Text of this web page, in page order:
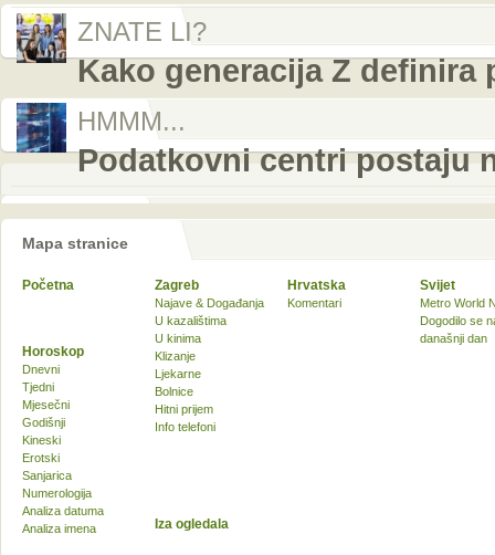
ZNATE LI?
Kako generacija Z definira
HMMM...
Podatkovni centri postaju
Mapa stranice
Početna Zagreb
Najave & Događanja
U kazalištima
U kinima
Klizanje
Ljekarne
Bolnice
Hitni prijem
Info telefoni
Hrvatska
Komentari
Svijet
Metro World
Dogodilo se
današnji dan
Horoskop
Dnevni
Tjedni
Mjesečni
Godišnji
Kineski
Erotski
Sanjarica
Numerologija
Analiza datuma
Analiza imena
Iza ogledala